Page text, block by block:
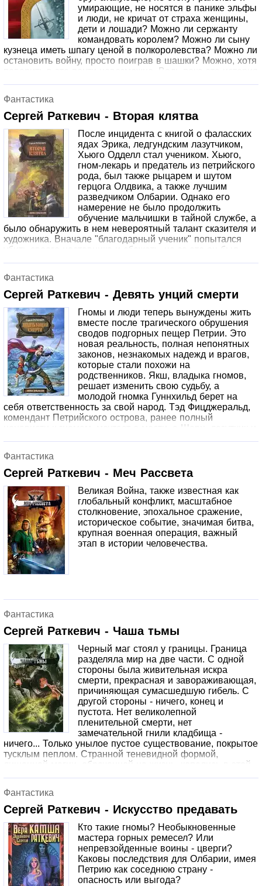
умирающие, не носятся в панике эльфы
и люди, не кричат от страха женщины,
дети и лошади? Можно ли сержанту
командовать королем? Можно ли сыну
кузнеца иметь шпагу ценой в полкоролевства? Можно ли
остановить войну, просто поиграв в шашки? Можно, хотя
поверить в это почти невозможно. Ведь пока эта история
молотом в котомке. А уважаемый Верген, старый воин,
которого и звали когда-то совсем иначе, даже и не
думает отправляться в маленький городок Фриниль.
Пока они еще не встретились…
Фантастика
Сергей Раткевич - Вторая клятва
После инцидента с книгой о фаласских
ядах Эрика, ледгундским лазутчиком,
Хьюго Одделл стал учеником. Хьюго,
гном-лекарь и предатель из петрийского
рода, был также рыцарем и шутом
герцога Олдвика, а также лучшим
разведчиком Олбарии. Однако его
намерение не было продолжить
обучение мальчишки в тайной службе, а
было обнаружить в нем невероятный талант сказителя и
художника. Вначале "благодарный ученик" попытался
убить своего наставника и сбежать, но за это он был
повиновения, крови и жестокости, но и для любви,
радости и понимания. Однако, если бы все закончилось
так, не было бы этой книги.
Фантастика
Сергей Раткевич - Девять унций смерти
Гномы и люди теперь вынуждены жить
вместе после трагического обрушения
сводов подгорных пещер Петрии. Это
новая реальность, полная непонятных
законов, незнакомых надежд и врагов,
которые стали похожи на
родственников. Якш, владыка гномов,
решает изменить свою судьбу, а
молодой гномка Гуннхильд берет на
себя ответственность за свой народ. Тэд Фицджеральд,
комендант Петрийского острова, ранее полный
ненависти к гномам, мечтает о мести, а Шарц, лазутчик и
Фантастика
Сергей Раткевич - Меч Рассвета
Великая Война, также известная как
глобальный конфликт, масштабное
столкновение, эпохальное сражение,
историческое событие, значимая битва,
крупная военная операция, важный
этап в истории человечества.
Фантастика
Сергей Раткевич - Чаша тьмы
Черный маг стоял у границы. Граница
разделяла мир на две части. С одной
стороны была живительная искра
смерти, прекрасная и завораживающая,
причиняющая сумасшедшую гибель. С
другой стороны - ничего, конец и
пустота. Нет великолепной
пленительной смерти, нет
замечательной гнили кладбища -
ничего... Только унылое пустое существование, покрытое
тусклым пеплом. Странной теневидной формой,
лишенной магии, обреченной на жизнь, копались в этой
Фантастика
Сергей Раткевич - Искусство предавать
Кто такие гномы? Необыкновенные
мастера горных ремесел? Или
непревзойденные воины - цверги?
Каковы последствия для Олбарии, имея
Петрию как соседнюю страну -
опасность или выгода?